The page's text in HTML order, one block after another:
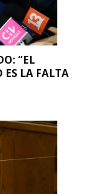
“EL
ES LA FALTA